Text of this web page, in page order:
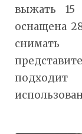
выжать 15
оснащена